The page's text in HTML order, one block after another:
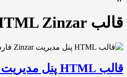
قالب HTML Zinzar
قالب HTML پنل مدیریت Zinzar فارسی و پیشرفته